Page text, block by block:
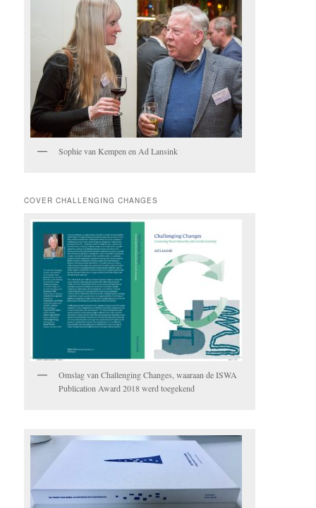
Sophie van Kempen en Ad Lansink
COVER CHALLENGING CHANGES
Omslag van Challenging Changes, waaraan de ISWA
Publication Award 2018 werd toegekend